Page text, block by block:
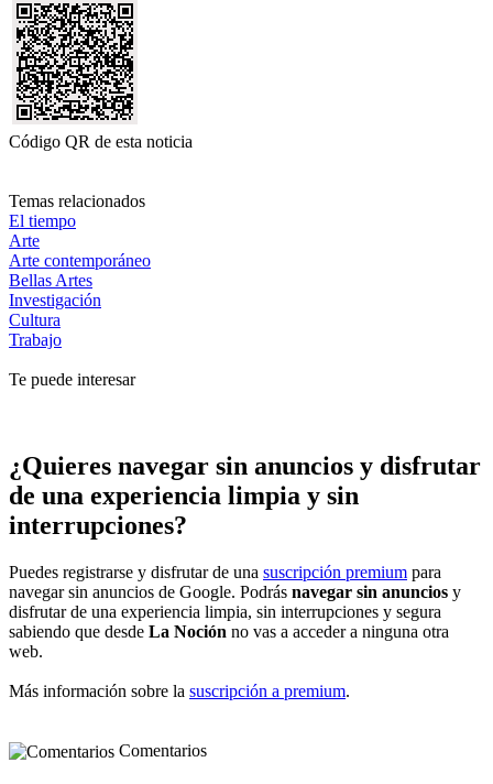
Código QR de esta noticia
Temas relacionados
El tiempo
Arte
Arte contemporáneo
Bellas Artes
Investigación
Cultura
Trabajo
Te puede interesar
¿Quieres navegar sin anuncios y disfrutar
de una experiencia limpia y sin
interrupciones?
Puedes registrarse y disfrutar de una suscripción premium para
navegar sin anuncios de Google. Podrás navegar sin anuncios y
disfrutar de una experiencia limpia, sin interrupciones y segura
sabiendo que desde La Noción no vas a acceder a ninguna otra
web.
Más información sobre la suscripción a premium.
Comentarios